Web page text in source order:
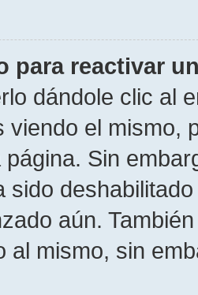
para reactivar
dándole clic al
viendo el mismo,
página. Sin
sido
aún.
al mismo, sin